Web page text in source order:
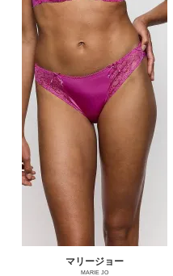
マリージョー
MARIE JO